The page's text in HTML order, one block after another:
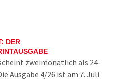
DER
zweimonatlich als 24-
Ausgabe 4/26 ist am 7. Juli